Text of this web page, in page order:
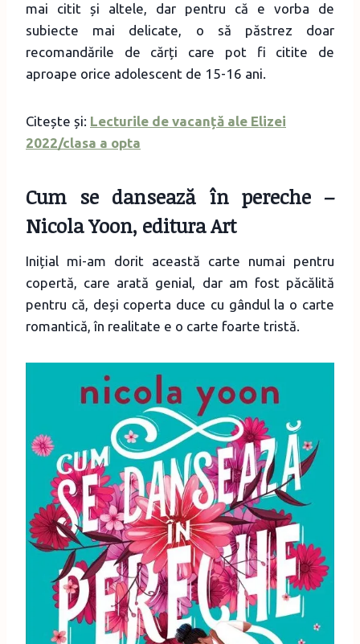
mai citit și altele, dar pentru că e vorba de
subiecte mai delicate, o să păstrez doar
recomandările de cărți care pot fi citite de
aproape orice adolescent de 15-16 ani.
Citește și: Lecturile de vacanță ale Elizei
2022/clasa a opta
Cum se dansează în pereche–
Nicola Yoon, editura Art
Inițial mi-am dorit această carte numai pentru
copertă, care arată genial, dar am fost păcălită
pentru că, deși coperta duce cu gândul la o carte
romantică, în realitate e o carte foarte tristă.